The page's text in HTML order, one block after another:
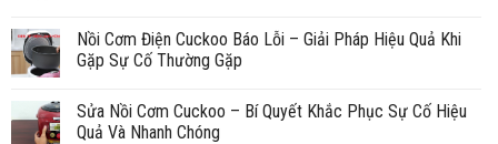
Nồi Cơm Điện Cuckoo Báo Lỗi – Giải Pháp Hiệu Quả Khi
Gặp Sự Cố Thường Gặp
Sửa Nồi Cơm Cuckoo – Bí Quyết Khắc Phục Sự Cố Hiệu
Quả Và Nhanh Chóng